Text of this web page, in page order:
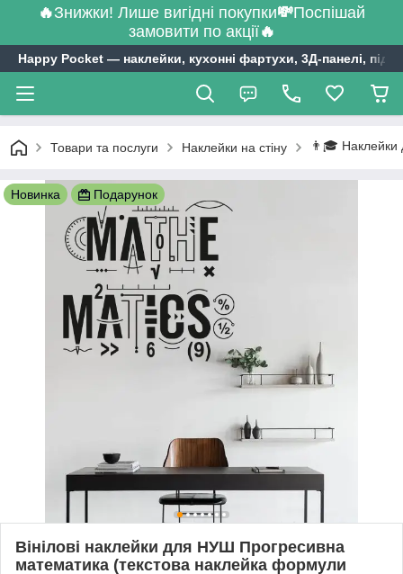
🔥Знижки! Лише вигідні покупки💸Поспішай
замовити по акції🔥
Happy Pocket ― наклейки, кухонні фартухи, 3Д-панелі,
Товари та послуги Наклейки на стіну 👨🎓 Наклейки
Новинка Подарунок
Вінілові наклейки для НУШ Прогресивна
математика (текстова наклейка формули